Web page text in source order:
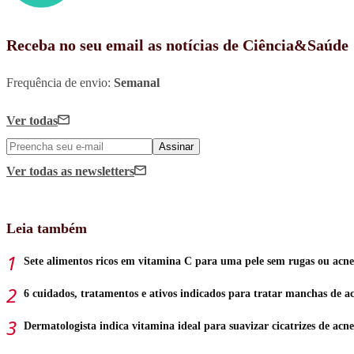
Receba no seu email as notícias de Ciência&Saúde
Frequência de envio: Semanal
Ver todas
Assinar
Ver todas as newsletters
Leia também
Sete alimentos ricos em vitamina C para uma pele sem rugas ou
6 cuidados, tratamentos e ativos indicados para tratar manchas de
Dermatologista indica vitamina ideal para suavizar cicatrizes de acne